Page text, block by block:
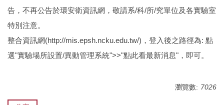
告，不再公告於環安衛資訊網，敬請系/科/所/究單位及各實驗室
特別注意。
整合資訊網(http://mis.epsh.ncku.edu.tw/)，登入後之路徑為: 點
選"實驗場所設置/異動管理系統">>"點此看最新消息"，即可。
瀏覽數: 7026